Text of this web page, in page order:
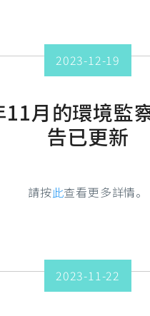
2023-12-19
月的環境監
告已更新
請按此查看更多詳情。
2023-11-22